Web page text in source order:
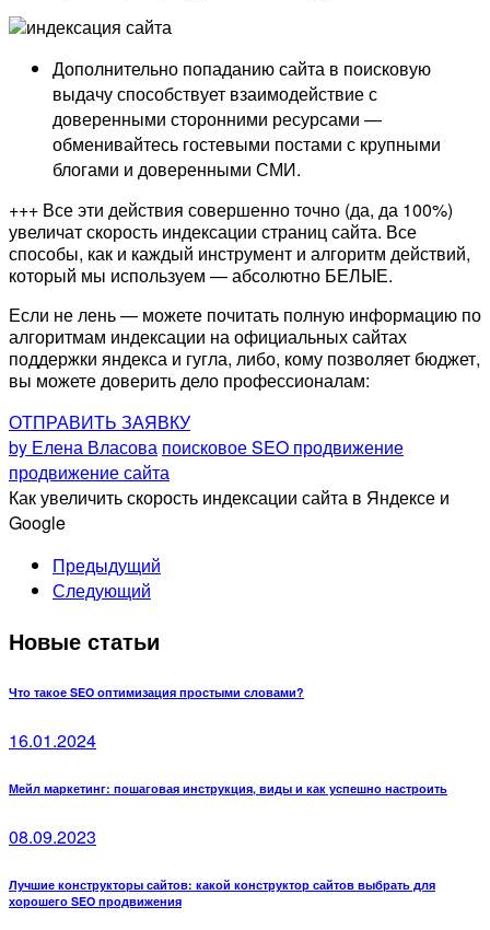
Дополнительно попаданию сайта в поисковую
выдачу способствует взаимодействие с
доверенными сторонними ресурсами —
обменивайтесь гостевыми постами с крупными
блогами и доверенными СМИ.
+++ Все эти действия совершенно точно (да, да 100%)
увеличат скорость индексации страниц сайта. Все
способы, как и каждый инструмент и алгоритм действий,
который мы используем — абсолютно БЕЛЫЕ.
Если не лень — можете почитать полную информацию по
алгоритмам индексации на официальных сайтах
поддержки яндекса и гугла, либо, кому позволяет бюджет,
вы можете доверить дело профессионалам:
ОТПРАВИТЬ ЗАЯВКУ
by Елена Власова поисковое SEO продвижение
продвижение сайта
Как увеличить скорость индексации сайта в Яндексе и
Google
Предыдущий
Следующий
Новые статьи
Что такое SEO оптимизация простыми словами?
16.01.2024
Мейл маркетинг: пошаговая инструкция, виды и как успешно настроить
08.09.2023
Лучшие конструкторы сайтов: какой конструктор сайтов выбрать для
хорошего SEO продвижения